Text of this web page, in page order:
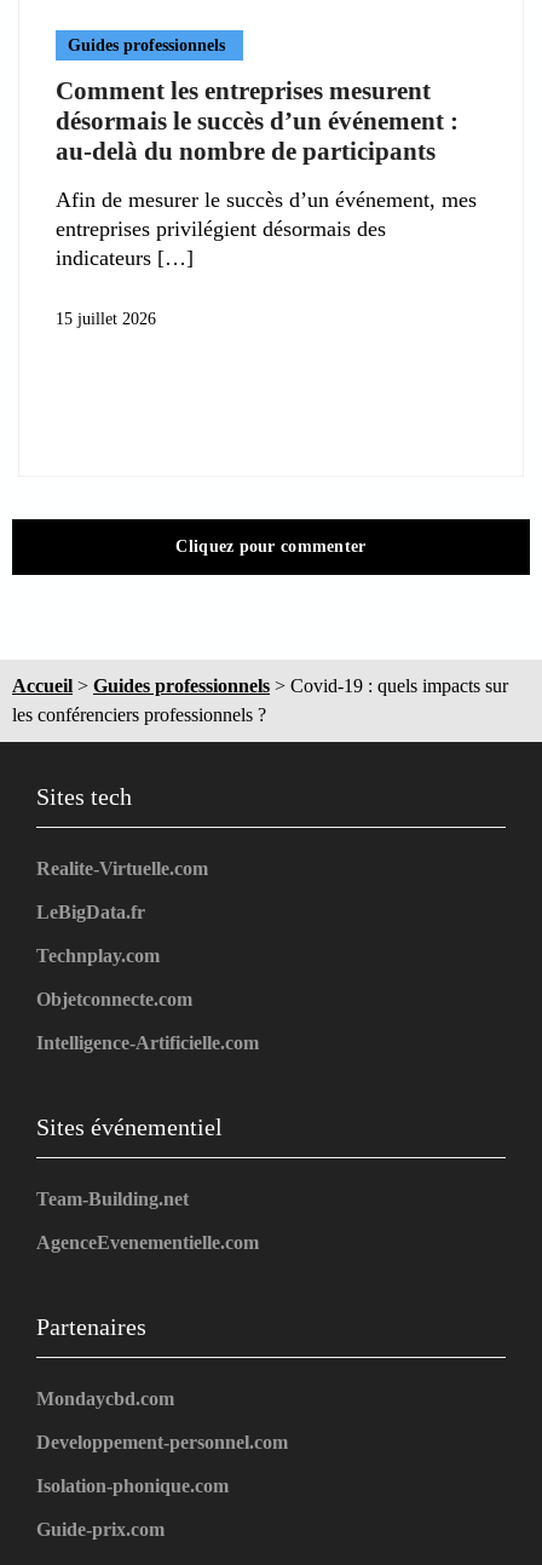
Guides professionnels
Comment les entreprises mesurent
désormais le succès d’un événement :
au-delà du nombre de participants
Afin de mesurer le succès d’un événement, mes
entreprises privilégient désormais des
indicateurs
15 juillet 2026
Cliquez pour commenter
Accueil > Guides professionnels > Covid-19 : quels impacts sur
les conférenciers professionnels ?
Sites tech
Realite-Virtuelle.com
LeBigData.fr
Technplay.com
Objetconnecte.com
Intelligence-Artificielle.com
Sites événementiel
Team-Building.net
AgenceEvenementielle.com
Partenaires
Mondaycbd.com
Developpement-personnel.com
Isolation-phonique.com
Guide-prix.com